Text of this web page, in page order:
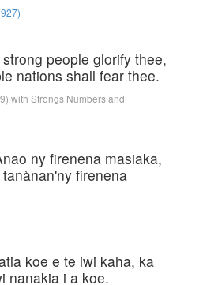
people glorify thee,
nations shall fear thee.
with Strongs Numbers and
ny firenena masiaka,
firenena
koe e te iwi kaha, ka
nanakia i a koe.